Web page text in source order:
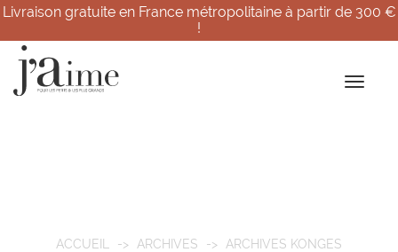
Livraison gratuite en France métropolitaine à partir de 300 €
!
ACCUEIL ARCHIVES
ARCHIVES KONGES